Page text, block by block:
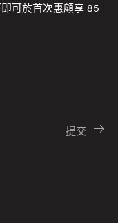
可於首次惠顧享 85